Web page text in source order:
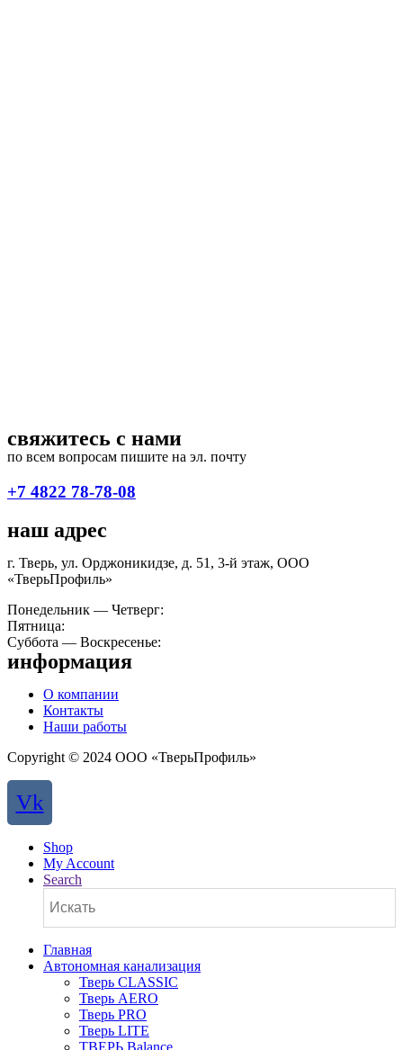
свяжитесь с нами
по всем вопросам пишите на эл. почту
+7 4822 78-78-08
наш адрес
г. Тверь, ул. Орджоникидзе, д. 51, 3-й этаж, ООО
«ТверьПрофиль»
Понедельник — Четверг:
Пятница:
Суббота — Воскресенье:
информация
О компании
Контакты
Наши работы
Copyright © 2024 ООО «ТверьПрофиль»
Vk
Shop
My Account
Search
Главная
Автономная канализация
Тверь CLASSIC
Тверь AERO
Тверь PRO
Тверь LITE
ТВЕРЬ Balance